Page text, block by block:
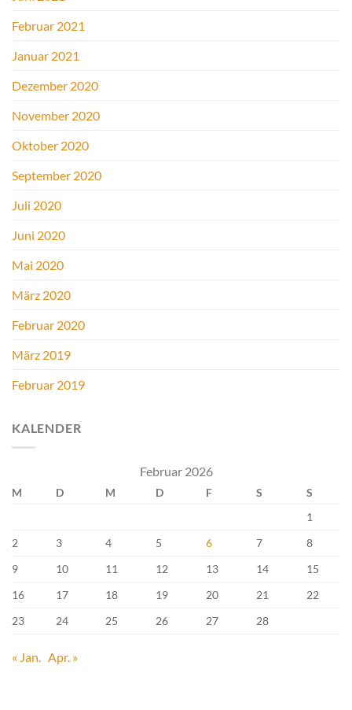
Februar 2021
Januar 2021
Dezember 2020
November 2020
Oktober 2020
September 2020
Juli 2020
Juni 2020
Mai 2020
März 2020
Februar 2020
März 2019
Februar 2019
KALENDER
Februar 2026
M D M D F S
S
1
2
3 4 5 6 7
8
9
10 11 12 13 14
15
16
17 18 19 20 21
22
23
24 25 26 27 28
« Jan. Apr. »